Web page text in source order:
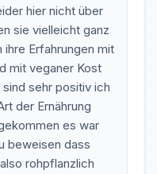
hier nicht über
sie vielleicht ganz
Erfahrungen mit
mit veganer Kost
sehr positiv ich
der Ernährung
es war
beweisen dass
rohpflanzlich